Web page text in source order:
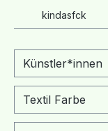
kindasfck
Künstler*innen
Textil Farbe